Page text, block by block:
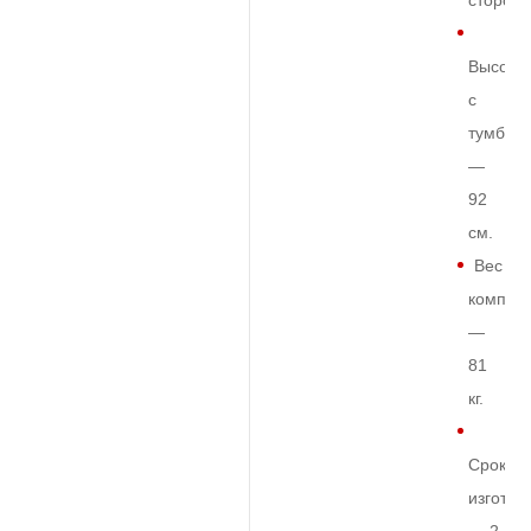
Высота
с
тумбой
—
92
см.
Вес
—
81
кг.
Срок